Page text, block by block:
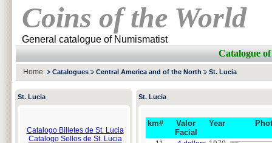
Coins of the World
General catalogue of Numismatist
Catalogue
Home Catalogues Central America and of the North St. Lucia
St. Lucia
Catalogo Billetes de St. Lucia
Catalogo Sellos de St. Lucia
St. Lucia
km#
Valor
Facial
Year